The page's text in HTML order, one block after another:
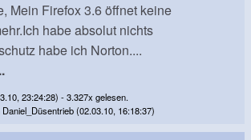
Mein Firefox 3.6 öffnet keine
habe absolut nichts
habe ich Norton....
23:24:28) - 3.327x gelesen.
(02.03.10, 16:18:37)